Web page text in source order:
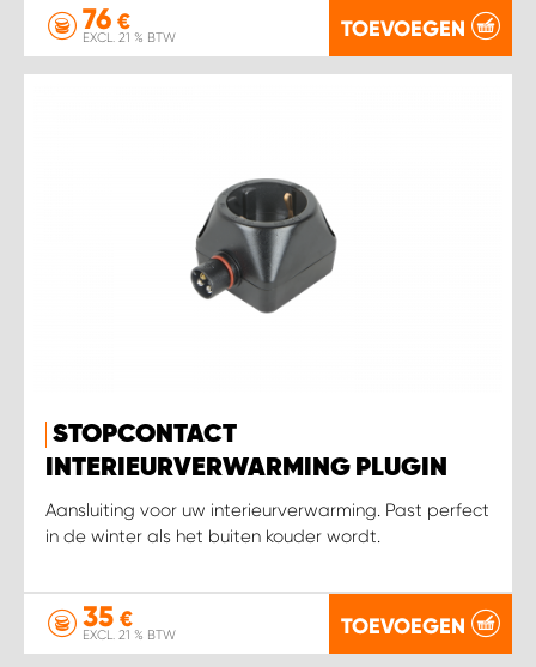
76 €
EXCL. 21 % BTW TOEVOEGEN
STOPCONTACT
INTERIEURVERWARMING PLUGIN
Aansluiting voor uw interieurverwarming. Past perfect
in de winter als het buiten kouder wordt.
35 €
EXCL. 21 % BTW TOEVOEGEN